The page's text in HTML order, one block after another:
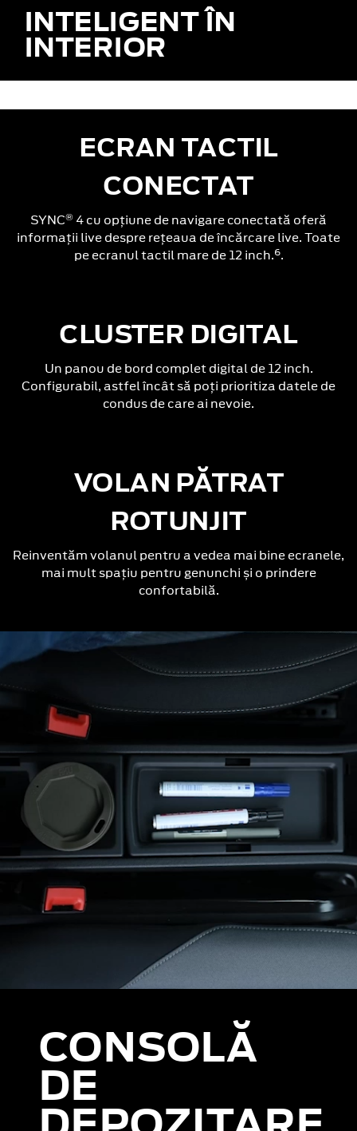
INTELIGENT ÎN
INTERIOR
ECRAN TACTIL
CONECTAT
SYNC® 4 cu opțiune de navigare conectată oferă
informații live despre rețeaua de încărcare live. Toate
pe ecranul tactil mare de 12 inch.6.
CLUSTER DIGITAL
Un panou de bord complet digital de 12 inch.
Configurabil, astfel încât să poți prioritiza datele de
condus de care ai nevoie.
VOLAN PĂTRAT
ROTUNJIT
Reinventăm volanul pentru a vedea mai bine ecranele,
mai mult spațiu pentru genunchi și o prindere
confortabilă.
CONSOLĂ
DE